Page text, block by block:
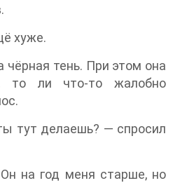
хуже.
тень. При этом она
то ли что-то жалобно
тут делаешь? — спросил
на год меня старше, но